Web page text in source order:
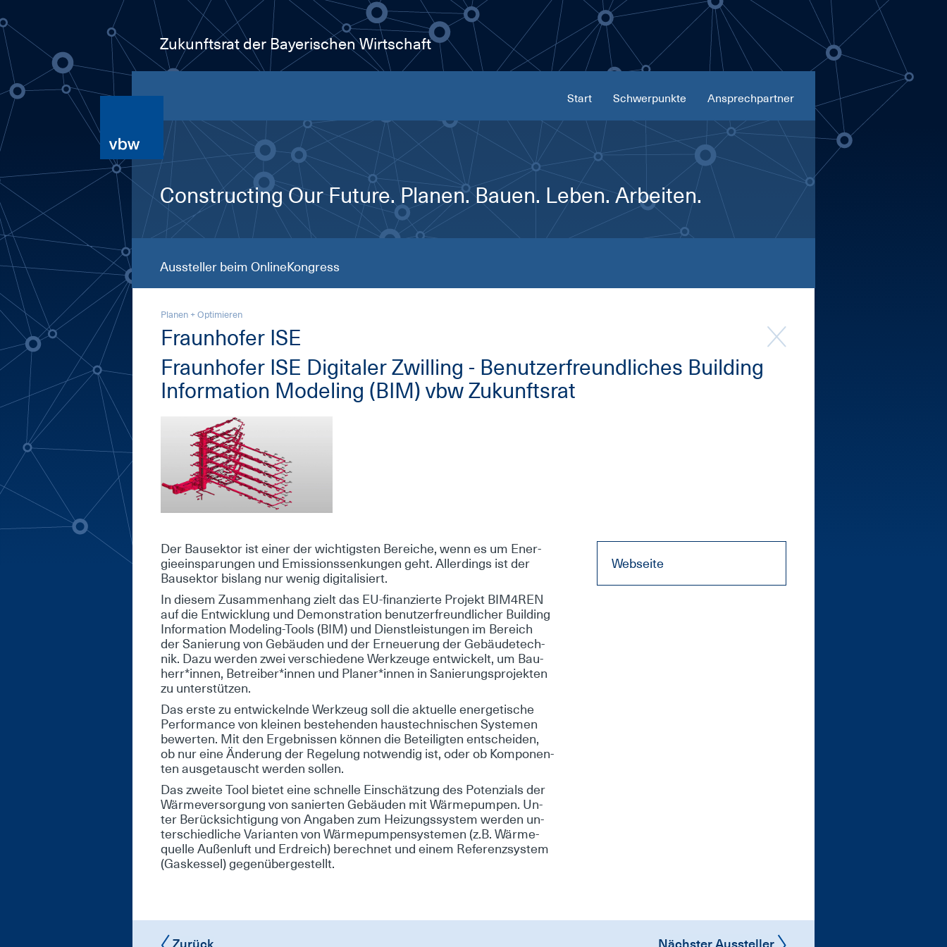
Zukunftsrat der Bayerischen Wirtschaft
Ansprechpartner
Schwerpunkte
Start
Constructing Our Future. Planen. Bauen. Leben. Arbeiten.
Aussteller beim OnlineKongress
Planen + Optimieren
Fraun­ho­fer ISE
Fraun­ho­fer ISE Di­gi­ta­ler Zwil­ling - Be­nut­zer­freund­li­ches Buil­ding
In­for­ma­ti­on Mo­de­ling (BIM) vbw Zu­kunfts­rat
Der Bau­sek­tor ist ei­ner der wich­tigs­ten Be­rei­che, wenn es um En­er­
gie­ein­spa­run­gen und Emis­si­ons­sen­kun­gen geht. Al­ler­dings ist der
Bau­sek­tor bis­lang nur we­nig di­gi­ta­li­siert.
In die­sem Zu­sam­men­hang zielt das EU-fi­nan­zier­te Pro­jekt BIM4REN
auf die Ent­wick­lung und De­mons­tra­ti­on be­nut­zer­freund­li­cher Buil­ding
In­for­ma­ti­on Mo­de­ling-Tools (BIM) und Dienst­leis­tun­gen im Be­reich
der Sa­nie­rung von Ge­bäu­den und der Er­neue­rung der Ge­bäu­de­tech­
nik. Da­zu wer­den zwei ver­schie­de­ne Werk­zeu­ge ent­wi­ckelt, um Bau­
herr*in­nen, Be­trei­ber*in­nen und Pla­ner*in­nen in Sa­nie­rungs­pro­jek­ten
zu un­ter­stüt­zen.
Das ers­te zu ent­wi­ckeln­de Werk­zeug soll die ak­tu­el­le en­er­ge­ti­sche
Per­for­mance von klei­nen be­stehen­den haus­tech­ni­schen Sys­te­men
be­wer­ten. Mit den Er­geb­nis­sen kön­nen die Be­tei­lig­ten ent­schei­den,
ob nur ei­ne Än­de­rung der Re­ge­lung not­wen­dig ist, oder ob Kom­po­nen­
ten aus­ge­tauscht wer­den sol­len.
Das zwei­te Tool bie­tet ei­ne schnel­le Ein­schät­zung des Po­ten­zi­als der
Wär­me­ver­sor­gung von sa­nier­ten Ge­bäu­den mit Wär­me­pum­pen. Un­
ter Be­rück­sich­ti­gung von An­ga­ben zum Hei­zungs­sys­tem wer­den un­
ter­schied­li­che Va­ri­an­ten von Wär­me­pum­pen­sys­te­men (z.B. Wär­me­
quel­le Au­ßen­luft und Erd­reich) be­rech­net und ei­nem Re­fe­renz­sys­tem
(Gas­kes­sel) ge­gen­über­ge­stellt.
Webseite
Nächster Aussteller
Zurück